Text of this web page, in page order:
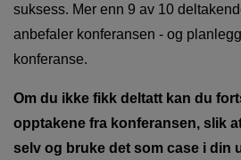
suksess. Mer enn 9 av 10
anbefaler konferansen - og
konferanse.
Om du ikke fikk deltatt kan du
opptakene fra konferansen, slik
selv og bruke det som case i din